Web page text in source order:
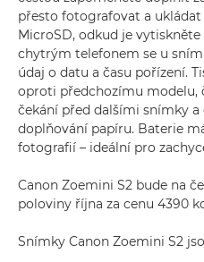
přesto fotografovat a
MicroSD, odkud je
chytrým telefonem se u
údaj o datu a času pořízení.
oproti předchozímu modelu,
čekání před dalšími snímky
doplňování papíru. Baterie
fotografií – ideální pro
Canon Zoemini S2 bude na
poloviny října za cenu 4390
Snímky Canon Zoemini S2